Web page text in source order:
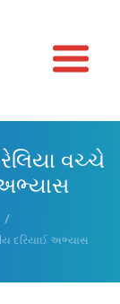
વચ્ચે
અભ્યાસ
/
દરિયાઈ અભ્યાસ